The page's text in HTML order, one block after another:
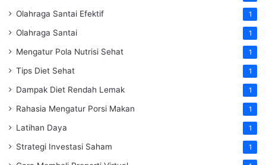
Olahraga Santai Efektif 1
Olahraga Santai 1
Mengatur Pola Nutrisi Sehat 1
Tips Diet Sehat 1
Dampak Diet Rendah Lemak 1
Rahasia Mengatur Porsi Makan 1
Latihan Daya 1
Strategi Investasi Saham 1